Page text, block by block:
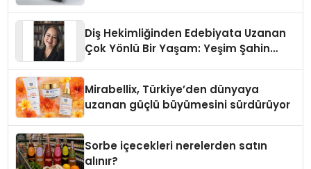
Diş Hekimliğinden Edebiyata Uzanan
Çok Yönlü Bir Yaşam: Yeşim Şahin
Mirabellix, Türkiye’den dünyaya
uzanan güçlü büyümesini sürdürüyor
Sorbe içecekleri nerelerden satın
alınır?